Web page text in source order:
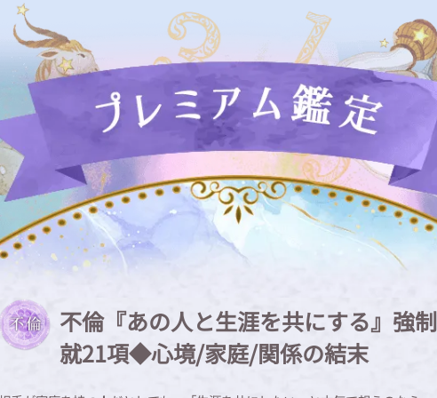
不倫『あの人と生涯を共にする』強
就21項◆心境/家庭/関係の結末